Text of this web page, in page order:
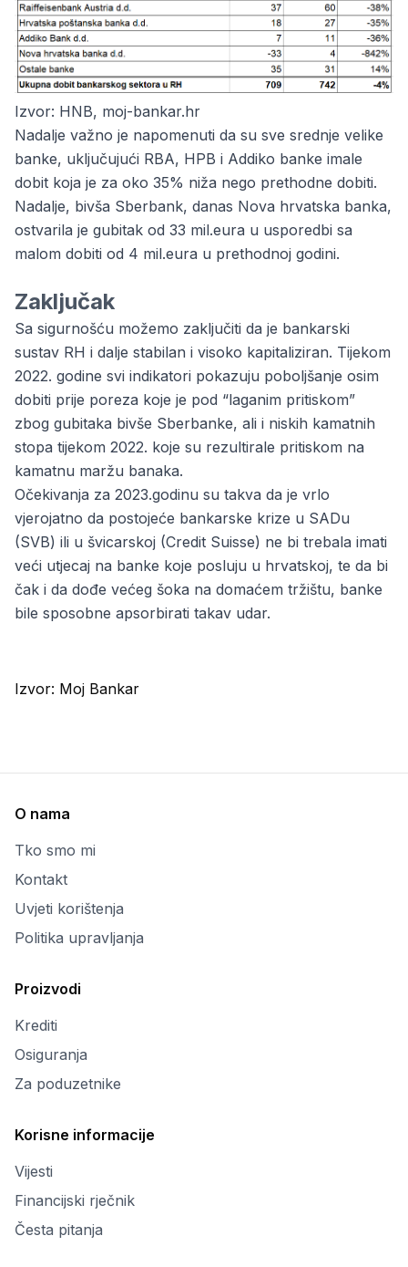
Izvor: HNB, moj-bankar.hr
Nadalje važno je napomenuti da su sve srednje velike
banke, uključujući RBA, HPB i Addiko banke imale
dobit koja je za oko 35% niža nego prethodne dobiti.
Nadalje, bivša Sberbank, danas Nova hrvatska banka,
ostvarila je gubitak od 33 mil.eura u usporedbi sa
malom dobiti od 4 mil.eura u prethodnoj godini.
Zaključak
Sa sigurnošću možemo zaključiti da je bankarski
sustav RH i dalje stabilan i visoko kapitaliziran. Tijekom
2022. godine svi indikatori pokazuju poboljšanje osim
dobiti prije poreza koje je pod “laganim pritiskom”
zbog gubitaka bivše Sberbanke, ali i niskih kamatnih
stopa tijekom 2022. koje su rezultirale pritiskom na
kamatnu maržu banaka.
Očekivanja za 2023.godinu su takva da je vrlo
vjerojatno da postojeće bankarske krize u SADu
(SVB) ili u švicarskoj (Credit Suisse) ne bi trebala imati
veći utjecaj na banke koje posluju u hrvatskoj, te da bi
čak i da dođe većeg šoka na domaćem tržištu, banke
bile sposobne apsorbirati takav udar.
Izvor: Moj Bankar
O nama
Tko smo mi
Kontakt
Uvjeti korištenja
Politika upravljanja
Proizvodi
Krediti
Osiguranja
Za poduzetnike
Korisne informacije
Vijesti
Financijski rječnik
Česta pitanja